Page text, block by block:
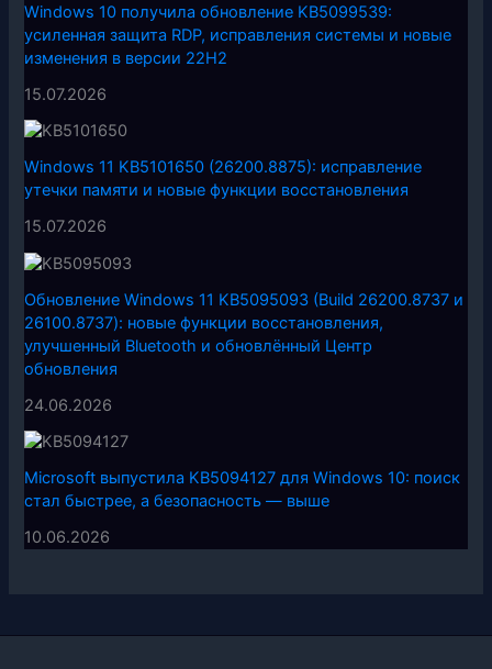
Windows 10 получила обновление KB5099539:
усиленная защита RDP, исправления системы и новые
изменения в версии 22H2
15.07.2026
Windows 11 KB5101650 (26200.8875): исправление
утечки памяти и новые функции восстановления
15.07.2026
Обновление Windows 11 KB5095093 (Build 26200.8737 и
26100.8737): новые функции восстановления,
улучшенный Bluetooth и обновлённый Центр
обновления
24.06.2026
Microsoft выпустила KB5094127 для Windows 10: поиск
стал быстрее, а безопасность — выше
10.06.2026